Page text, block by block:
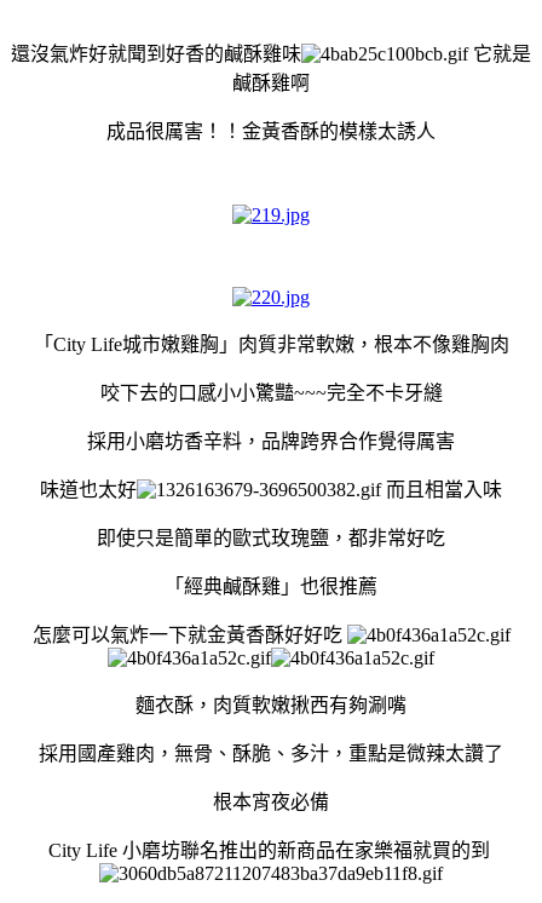
還沒氣炸好就聞到好香的鹹酥雞味
它就是
鹹酥雞啊
成品很厲害！！金黃香酥的模樣太誘人
「 City Life城市嫩雞胸 」肉質非常軟嫩，根本不像雞胸肉
咬下去的 口感小小驚豔~~~完全不卡牙縫
採用小磨坊香辛料，品牌跨界合作覺得厲害
味道也太好 而且 相當入味
即使只是簡單的歐式玫瑰鹽，都非常好吃
「 經典鹹酥雞 」也很推薦
怎麼可以氣炸一下就金黃香酥好好吃
麵衣酥，肉質軟嫩揪西有夠涮嘴
採用國產雞肉，無骨、酥脆、多汁，重點是微辣太讚了
根本宵夜必備
City Life 小磨坊聯名推出的新商品在家樂福就買的到